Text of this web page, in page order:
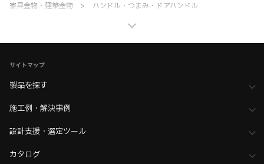
家具金物・建築金物
>
ハンドル・つまみ・ドアハンドル
ホーム
>
>
フック＆バスルームアクセサリーPXB、スイッチ・コンセントプレート
PXP
> エイジドスクリューシリーズ
サイトマップ
製品を探す
施工例・解決事例
設計支援・選定ツール
カタログ